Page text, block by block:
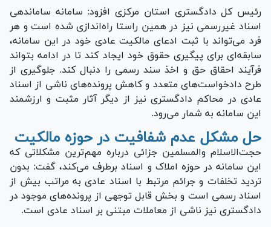
رئیس کل دادگستری استان مرکزی افزود: سامانه ساماندهی
اسناد غیررسمی نیز در همین راستا راه‌اندازی شده است و هر
فرد می‌تواند با ثبت ادعای مالکیت عادی خود در این سامانه،
سابقه‌ای برای پیگیری حقوق خود ایجاد کند تا در ادامه بتواند
فرآیند احقاق حق و اخذ سند رسمی را دنبال کند. جلوگیری از
طرح دادخواست‌های متعدد و کاهش پرونده‌های ناشی از اسناد
عادی در محاکم دادگستری نیز از دیگر آثار مثبت و ارزشمند
این سامانه به شمار می‌رود.
حل مشکل عدم شفافیت در حوزه مالکیت
حجت‌الاسلام والمسلمین جزائی درباره مهم‌ترین مشکلاتی که
این سامانه در حوزه املاک و اسناد برطرف می‌کند، گفت: بدون
تردید تخلفات و جرائم مرتبط با اسناد عادی به مراتب بیش از
اسناد رسمی است و بخش قابل توجهی از پرونده‌های موجود در
دادگستری نیز ناشی از معاملات مبتنی بر اسناد عادی است.